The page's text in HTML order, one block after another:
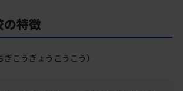
特徴
こうぎょうこうこう）